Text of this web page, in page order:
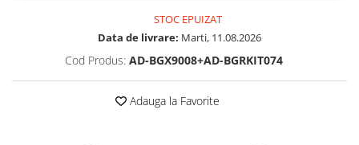
STOC EPUIZAT
Data de livrare: Marti, 11.08.2026
Cod Produs: AD-BGX9008+AD-BGRKIT074
Adauga la Favorite